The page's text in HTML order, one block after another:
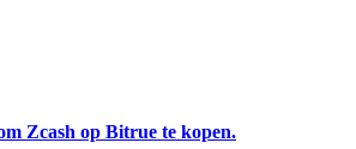
Zcash op Bitrue te kopen.